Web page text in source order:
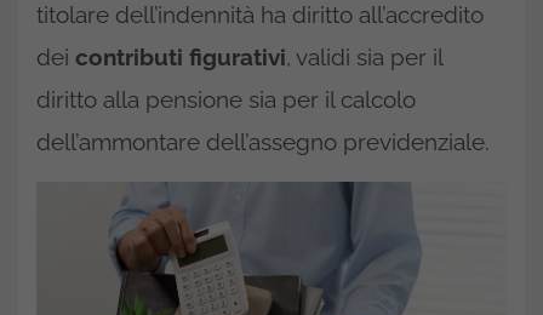
titolare dell’indennità ha diritto all’accredito
dei contributi figurativi, validi sia per il
diritto alla pensione sia per il calcolo
dell’ammontare dell’assegno previdenziale.